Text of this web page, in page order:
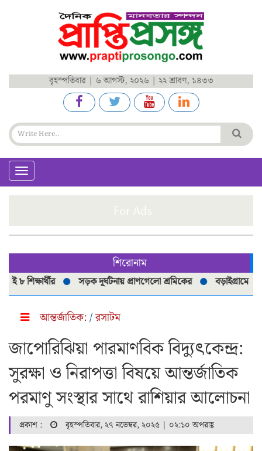
বৃহস্পতিবার | ৬ আগস্ট, ২০২৬ | ২২ শ্রাবণ, ১৪৩৩
Toggle
navigation
শিরোনাম
সড়ক দূর্ঘটনায় প্রাণগেলো শ্রমিকের বড়াইগ্রামে
আন্তর্জাতিক:/রসাটম
জাপোরিঝিয়া পারমাণবিক বিদ্যুৎকেন্দ্র:
সুরক্ষা ও নিরাপত্তা বিষয়ে আন্তর্জাতিক
পরমাণু সংস্থার সাথে রাশিয়ার আলোচনা
প্রকাশ : বৃহস্পতিবার, ২৭ নভেম্বর, ২০২৫ | ০২:১০ অপরাহ্ণ